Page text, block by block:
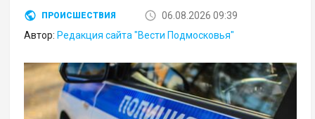
ПРОИСШЕСТВИЯ
06.08.2026 09:39
Автор: Редакция сайта "Вести Подмосковья"